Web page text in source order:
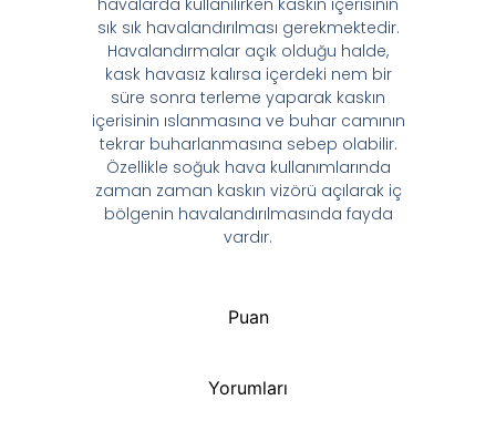
Puan
Yorumları
sık sık havalandırılması gerekmektedir.
Havalandırmalar açık olduğu halde,
kask havasız kalırsa içerdeki nem bir
süre sonra terleme yaparak kaskın
içerisinin ıslanmasına ve buhar camının
tekrar buharlanmasına sebep olabilir.
Özellikle soğuk hava kullanımlarında
zaman zaman kaskın vizörü açılarak iç
bölgenin havalandırılmasında fayda
vardır.